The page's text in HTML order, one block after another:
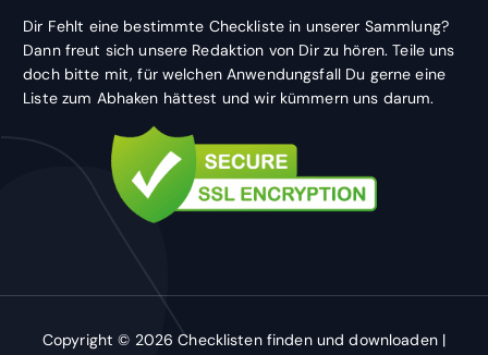
Dir Fehlt eine bestimmte Checkliste in unserer Sammlung?
Dann freut sich unsere Redaktion von Dir zu hören. Teile uns
doch bitte mit, für welchen Anwendungsfall Du gerne eine
Liste zum Abhaken hättest und wir kümmern uns darum.
Copyright © 2026 Checklisten finden und downloaden |